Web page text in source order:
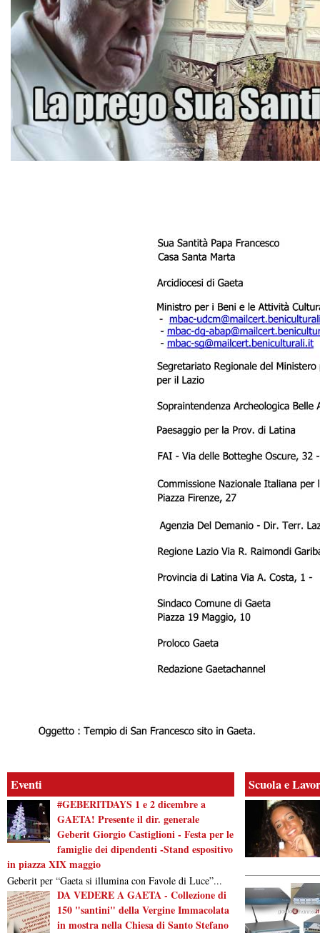
Eventi
#GEBERITDAYS 1 e 2 dicembre a
GAETA! Presente il dir. generale
Geberit Giorgio Castiglioni - Festa per le
famiglie dei dipendenti -Stand espositivo
in piazza XIX maggio
Geberit per “Gaeta si illumina con Favole di Luce”...
DA VEDERE A GAETA - Collezione di
150 "santini" della Vergine Immacolata
in mostra nella Chiesa di Santo Stefano
Scuola e